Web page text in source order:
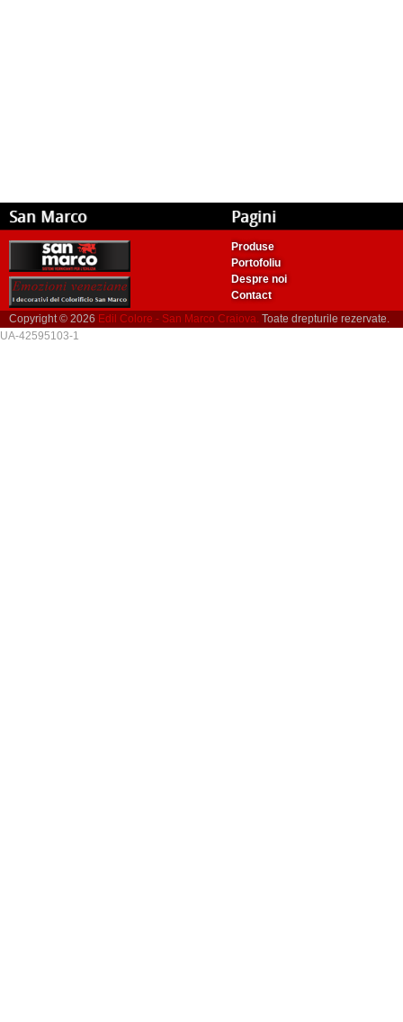
San Marco Pagini
Produse
Portofoliu
Despre noi
Contact
Copyright © 2026 Edil Colore - San Marco Craiova. Toate drepturile rezervate.
UA-42595103-1